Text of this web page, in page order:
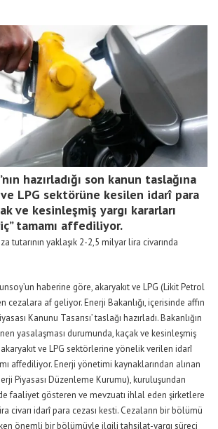
hazırladığı son kanun taslağına
LPG sektörüne kesilen idarî para
ve kesinleşmiş yargı kararları
tamamı affediliyor.
tutarının yaklaşık 2-2,5 milyar lira civarında
haberine göre, akaryakıt ve LPG (Likit Petrol
cezalara af geliyor. Enerji Bakanlığı, içerisinde affın
Kanunu Tasarısı’ taslağı hazırladı. Bakanlığın
yasalaşması durumunda, kaçak ve kesinleşmiş
akaryakıt ve LPG sektörlerine yönelik verilen idarî
affediliyor. Enerji yönetimi kaynaklarından alınan
Piyasası Düzenleme Kurumu), kuruluşundan
faaliyet gösteren ve mevzuatı ihlal eden şirketlere
civarı idarî para cezası kesti. Cezaların bir bölümü
önemli bir bölümüyle ilgili tahsilat-yargı süreci